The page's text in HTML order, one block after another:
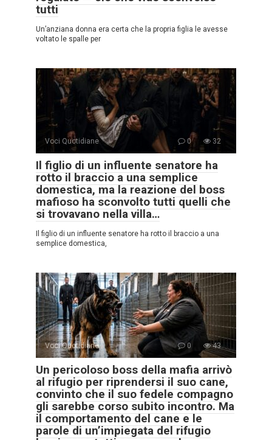
tutti
Un’anziana donna era certa che la propria figlia le avesse
voltato le spalle per
Voci Quotidiane 0 32
Il figlio di un influente senatore ha
rotto il braccio a una semplice
domestica, ma la reazione del boss
mafioso ha sconvolto tutti quelli che
si trovavano nella villa…
Il figlio di un influente senatore ha rotto il braccio a una
semplice domestica,
Voci Quotidiane 0 43
Un pericoloso boss della mafia arrivò
al rifugio per riprendersi il suo cane,
convinto che il suo fedele compagno
gli sarebbe corso subito incontro. Ma
il comportamento del cane e le
parole di un’impiegata del rifugio